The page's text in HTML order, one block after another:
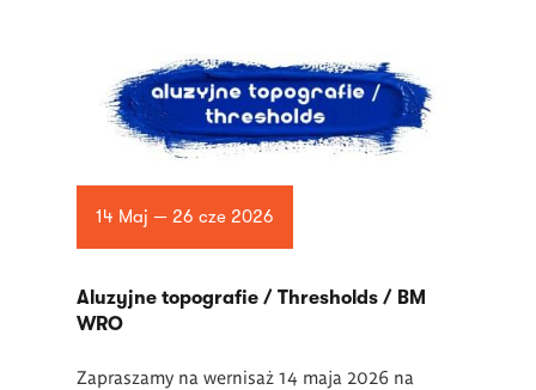
14 Maj — 26 cze 2026
Aluzyjne topografie / Thresholds / BM
WRO
Zapraszamy na wernisaż 14 maja 2026 na